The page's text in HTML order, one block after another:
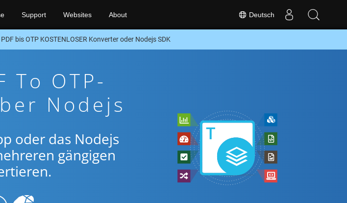
Deutsch
Support Websites About
bis OTP KOSTENLOSER Konverter oder Nodejs SDK
To OTP-
Nodejs
oder das Nodejs
gängigen